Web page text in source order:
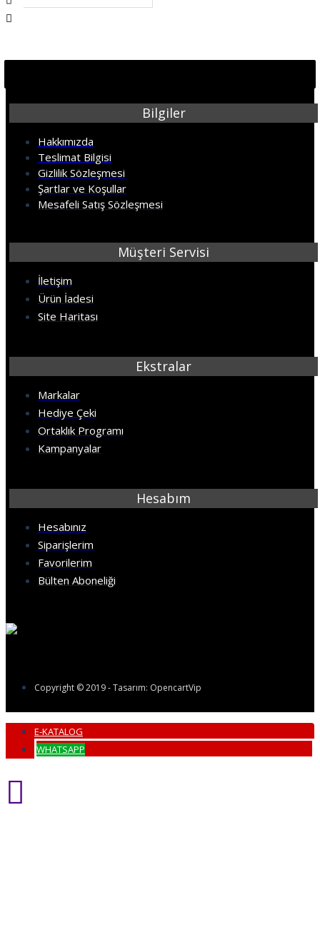
Bilgiler
Hakkımızda
Teslimat Bilgisi
Gizlilik Sözleşmesi
Şartlar ve Koşullar
Mesafeli Satış Sözleşmesi
Müşteri Servisi
İletişim
Ürün İadesi
Site Haritası
Ekstralar
Markalar
Hediye Çeki
Ortaklık Programı
Kampanyalar
Hesabım
Hesabınız
Siparişlerim
Favorilerim
Bülten Aboneliği
Copyright © 2019 - Tasarım: OpencartVip
E-KATALOG
WHATSAPP